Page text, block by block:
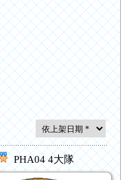
PHA04 4大隊